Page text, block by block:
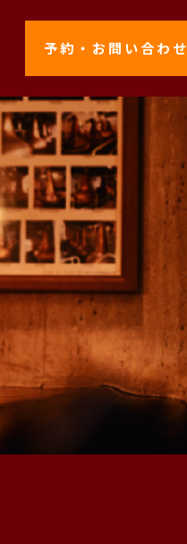
予約・お問い合わせ